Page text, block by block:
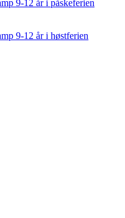
9-12 år i påskeferien
9-12 år i høstferien